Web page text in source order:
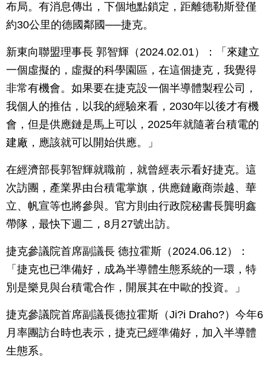
布局。有消息傳出，下個地點鎖定，距離德勒斯登僅
約30公里的德國鄰國──捷克。
新東向聯盟理事長 郭智輝（2024.02.01）：「來建立
一個虛擬的，虛擬的科學園區，在這個捷克，我覺得
非常有機會。如果要在捷克設一個半導體製程公司，
我個人的推估，以我的經驗來看，2030年以後才有機
會，但是供應鏈是馬上可以，2025年就隨著台積電的
建廠，應該就可以開始供應。」
在經濟部長郭智輝就職前，就曾經表示看好捷克。這
次訪團，產業界由台積電掌旗，供應鏈廠商崇越、華
立、帆宣等也將參與。官方則由行政院秘書長龔明鑫
帶隊，最快下週二，8月27號出訪。
捷克參議院首席副議長 德拉霍斯（2024.06.12）：
「捷克也已準備好，成為半導體生態系統的一環，特
別是樂見與台積電合作，開展其在中歐的投資。」
捷克參議院首席副議長德拉霍斯（Ji?i Draho?）今年6
月率團訪台時也表示，捷克已經準備好，加入半導體
生態系。